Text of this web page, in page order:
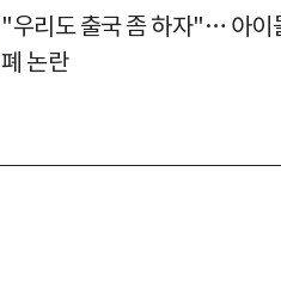
"우리도 출국 좀 하자"… 아이
폐 논란